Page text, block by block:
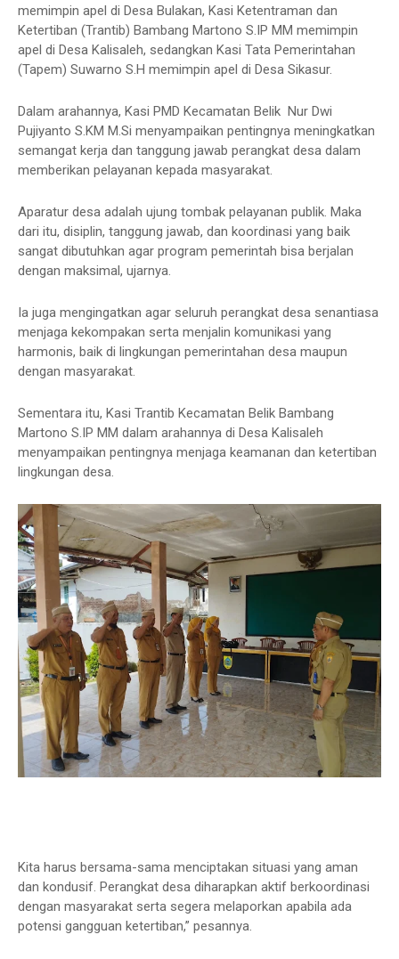
memimpin apel di Desa Bulakan, Kasi Ketentraman dan
Ketertiban (Trantib) Bambang Martono S.IP MM memimpin
apel di Desa Kalisaleh, sedangkan Kasi Tata Pemerintahan
(Tapem) Suwarno S.H memimpin apel di Desa Sikasur.
Dalam arahannya, Kasi PMD Kecamatan Belik Nur Dwi
Pujiyanto S.KM M.Si menyampaikan pentingnya meningkatkan
semangat kerja dan tanggung jawab perangkat desa dalam
memberikan pelayanan kepada masyarakat.
Aparatur desa adalah ujung tombak pelayanan publik. Maka
dari itu, disiplin, tanggung jawab, dan koordinasi yang baik
sangat dibutuhkan agar program pemerintah bisa berjalan
dengan maksimal, ujarnya.
Ia juga mengingatkan agar seluruh perangkat desa senantiasa
menjaga kekompakan serta menjalin komunikasi yang
harmonis, baik di lingkungan pemerintahan desa maupun
dengan masyarakat.
Sementara itu, Kasi Trantib Kecamatan Belik Bambang
Martono S.IP MM dalam arahannya di Desa Kalisaleh
menyampaikan pentingnya menjaga keamanan dan ketertiban
lingkungan desa.
Kita harus bersama-sama menciptakan situasi yang aman
dan kondusif. Perangkat desa diharapkan aktif berkoordinasi
dengan masyarakat serta segera melaporkan apabila ada
potensi gangguan ketertiban,” pesannya.